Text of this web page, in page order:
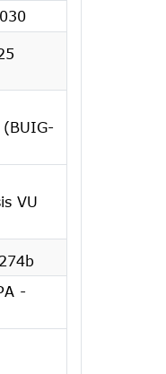
VU
-